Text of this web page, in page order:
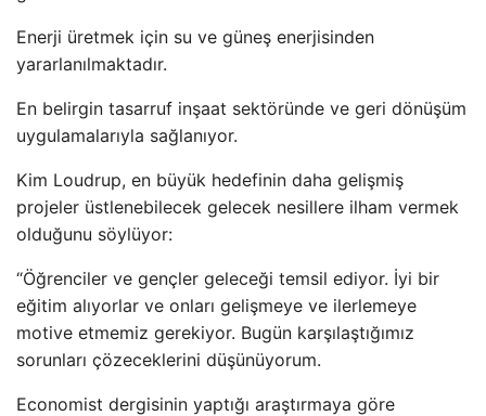
Enerji üretmek için su ve güneş enerjisinden
yararlanılmaktadır.
En belirgin tasarruf inşaat sektöründe ve geri dönüşüm
uygulamalarıyla sağlanıyor.
Kim Loudrup, en büyük hedefinin daha gelişmiş
projeler üstlenebilecek gelecek nesillere ilham vermek
olduğunu söylüyor:
“Öğrenciler ve gençler geleceği temsil ediyor. İyi bir
eğitim alıyorlar ve onları gelişmeye ve ilerlemeye
motive etmemiz gerekiyor. Bugün karşılaştığımız
sorunları çözeceklerini düşünüyorum.
Economist dergisinin yaptığı araştırmaya göre